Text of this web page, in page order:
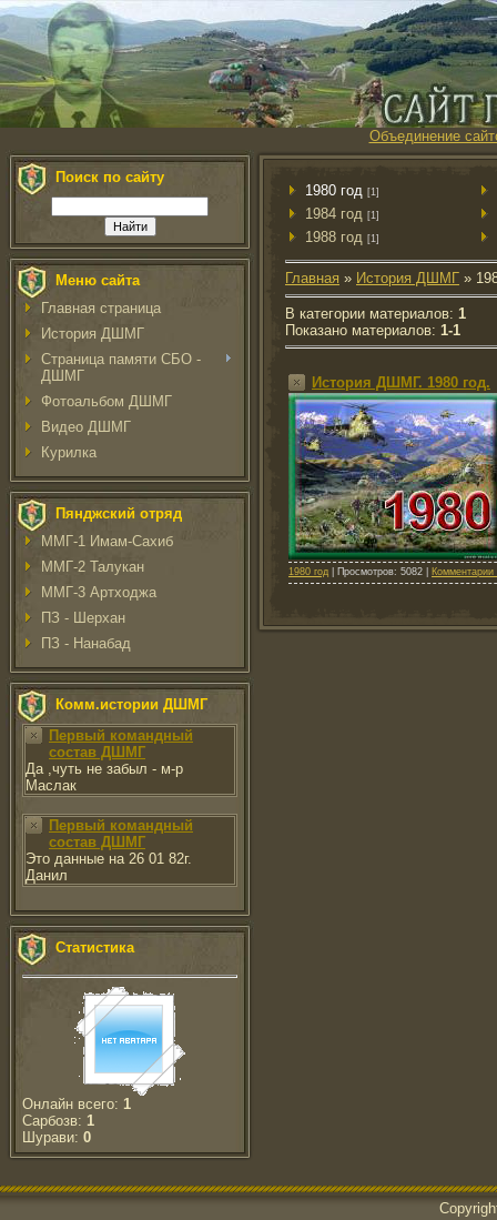
Объединение
Поиск по сайту
Меню сайта
Главная страница
История ДШМГ
Страница памяти СБО -
ДШМГ
Фотоальбом ДШМГ
Видео ДШМГ
Курилка
Пянджский отряд
ММГ-1 Имам-Сахиб
ММГ-2 Талукан
ММГ-3 Артходжа
ПЗ - Шерхан
ПЗ - Нанабад
Комм.истории ДШМГ
Первый командный
состав ДШМГ
Да ,чуть не забыл - м-р
Маслак
Первый командный
состав ДШМГ
Это данные на 26 01 82г.
Данил
Статистика
Онлайн всего: 1
Сарбозв: 1
Шурави: 0
1980 год [1]
1984 год [1]
1988 год [1]
Главная » История ДШМГ »
В категории материалов: 1
Показано материалов: 1-1
История ДШМГ. 1980 год.
1980 год | Просмотров: 5082 | Комментарии